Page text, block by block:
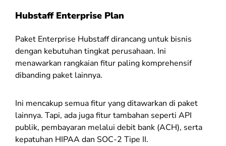
Hubstaff Enterprise Plan
Paket Enterprise Hubstaff dirancang untuk bisnis
dengan kebutuhan tingkat perusahaan. Ini
menawarkan rangkaian fitur paling komprehensif
dibanding paket lainnya.
Ini mencakup semua fitur yang ditawarkan di paket
lainnya. Tapi, ada juga fitur tambahan seperti API
publik, pembayaran melalui debit bank (ACH), serta
kepatuhan HIPAA dan SOC-2 Tipe II.